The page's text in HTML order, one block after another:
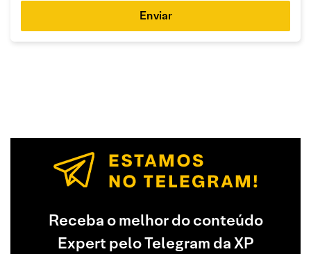
Enviar
Receba o melhor do conteúdo
Expert pelo Telegram da XP